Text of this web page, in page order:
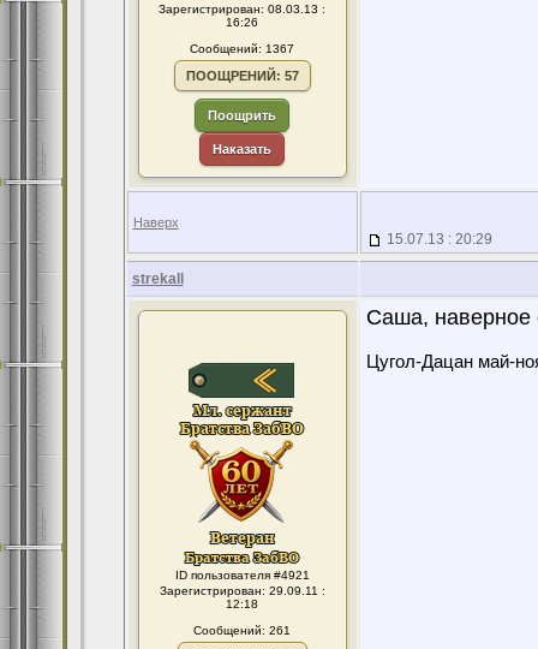
Зарегистрирован: 08.03.13 :
16:26
Сообщений: 1367
ПООЩРЕНИЙ: 57
Поощрить
Наказать
Наверх
15.07.13 : 20:29
strekall
ID пользователя #4921
Зарегистрирован: 29.09.11 :
12:18
Сообщений: 261
Саша, наверное
Цугол-Дацан май-